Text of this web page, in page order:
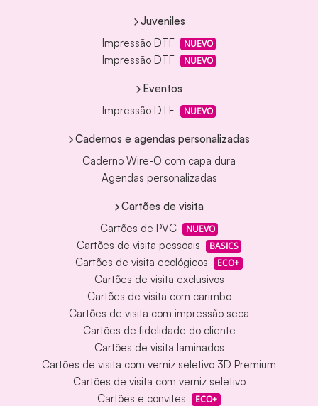
Juveniles
Impressão DTF
NUEVO
Impressão DTF NUEVO
Eventos
Impressão DTF
NUEVO
Cadernos e agendas personalizadas
Caderno Wire-O com capa dura
Agendas personalizadas
Cartões de visita
Cartões de PVC
NUEVO
Cartões de visita pessoais BASICS
Cartões de visita ecológicos ECO+
Cartões de visita exclusivos
Cartões de visita com carimbo
Cartões de visita com impressão seca
Cartões de fidelidade do cliente
Cartões de visita laminados
Cartões de visita com verniz seletivo 3D Premium
Cartões de visita com verniz seletivo
Cartões e convites
ECO+